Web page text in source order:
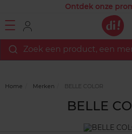
Ontdek onze
Zoek een product, een
Home Merken BELLE COLOR
BELLE